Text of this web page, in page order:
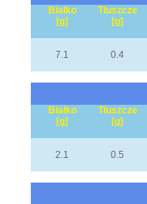
Białko
[g]
Tłuszcze
[g]
7.1 0.4
Białko
[g]
Tłuszcze
[g]
2.1 0.5